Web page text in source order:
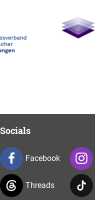
Socials
Facebook
Threads